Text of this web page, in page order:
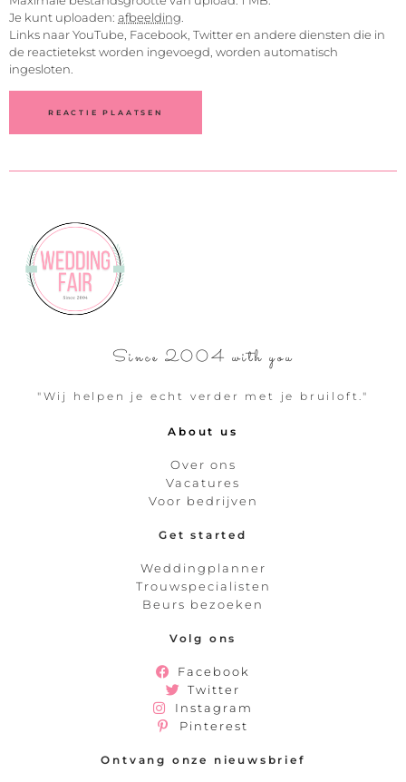
Je kunt uploaden: afbeelding
Links naar YouTube, Facebook, Twitter en andere diensten die in
de reactietekst worden ingevoegd, worden automatisch
ingesloten.
Since 2004 with you
"Wij helpen je echt verder met je bruiloft."
About us
Over ons
Vacatures
Voor bedrijven
Get started
Weddingplanner
Trouwspecialisten
Beurs bezoeken
Volg ons
Facebook
Twitter
Instagram
Pinterest
Ontvang onze nieuwsbrief